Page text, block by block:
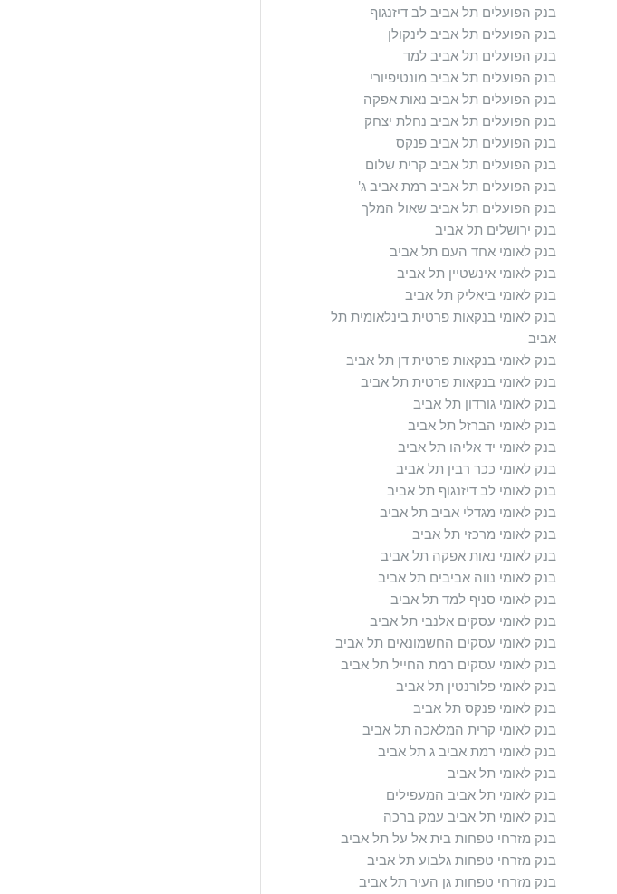
בנק הפועלים תל אביב לב דיזנגוף
בנק הפועלים תל אביב לינקולן
בנק הפועלים תל אביב למד
בנק הפועלים תל אביב מונטיפיורי
בנק הפועלים תל אביב נאות אפקה
בנק הפועלים תל אביב נחלת יצחק
בנק הפועלים תל אביב פנקס
בנק הפועלים תל אביב קרית שלום
בנק הפועלים תל אביב רמת אביב ג'
בנק הפועלים תל אביב שאול המלך
בנק ירושלים תל אביב
בנק לאומי אחד העם תל אביב
בנק לאומי אינשטיין תל אביב
בנק לאומי ביאליק תל אביב
בנק לאומי בנקאות פרטית בינלאומית תל
אביב
בנק לאומי בנקאות פרטית דן תל אביב
בנק לאומי בנקאות פרטית תל אביב
בנק לאומי גורדון תל אביב
בנק לאומי הברזל תל אביב
בנק לאומי יד אליהו תל אביב
בנק לאומי ככר רבין תל אביב
בנק לאומי לב דיזנגוף תל אביב
בנק לאומי מגדלי אביב תל אביב
בנק לאומי מרכזי תל אביב
בנק לאומי נאות אפקה תל אביב
בנק לאומי נווה אביבים תל אביב
בנק לאומי סניף למד תל אביב
בנק לאומי עסקים אלנבי תל אביב
בנק לאומי עסקים החשמונאים תל אביב
בנק לאומי עסקים רמת החייל תל אביב
בנק לאומי פלורנטין תל אביב
בנק לאומי פנקס תל אביב
בנק לאומי קרית המלאכה תל אביב
בנק לאומי רמת אביב ג תל אביב
בנק לאומי תל אביב
בנק לאומי תל אביב המעפילים
בנק לאומי תל אביב עמק ברכה
בנק מזרחי טפחות בית אל על תל אביב
בנק מזרחי טפחות גלבוע תל אביב
בנק מזרחי טפחות גן העיר תל אביב